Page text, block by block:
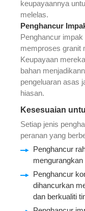
keupayaannya
melelas.
Penghancur
Penghancur
memproses granit
Keupayaan
bahan
pengeluaran asas
hiasan.
Kesesuaian
Setiap jenis
peranan yang
Penghancur
Penghancur
dihancurkan
dan berkualiti